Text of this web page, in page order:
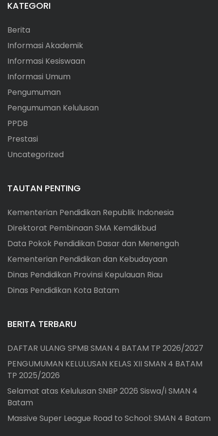
KATEGORI
Berita
Informasi Akademik
Informasi Kesiswaan
Informasi Umum
Pengumuman
Pengumuman Kelulusan
PPDB
Prestasi
Uncategorized
TAUTAN PENTING
Kementerian Pendidikan Republik Indonesia
Direktorat Pembinaan SMA Kemdikbud
Data Pokok Pendidikan Dasar dan Menengah
Kementerian Pendidikan dan Kebudayaan
Dinas Pendidikan Provinsi Kepulauan Riau
Dinas Pendidikan Kota Batam
BERITA TERBARU
DAFTAR ULANG SPMB SMAN 4 BATAM TP 2026/2027
PENGUMUMAN KELULUSAN KELAS XII SMAN 4 BATAM
TP 2025/2026
Selamat atas Kelulusan SNBP 2026 Siswa/i SMAN 4
Batam
Massive Super League Road to School: SMAN 4 Batam